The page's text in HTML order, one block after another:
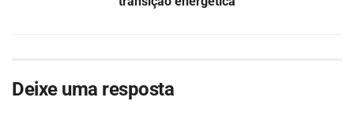
Deixe uma resposta